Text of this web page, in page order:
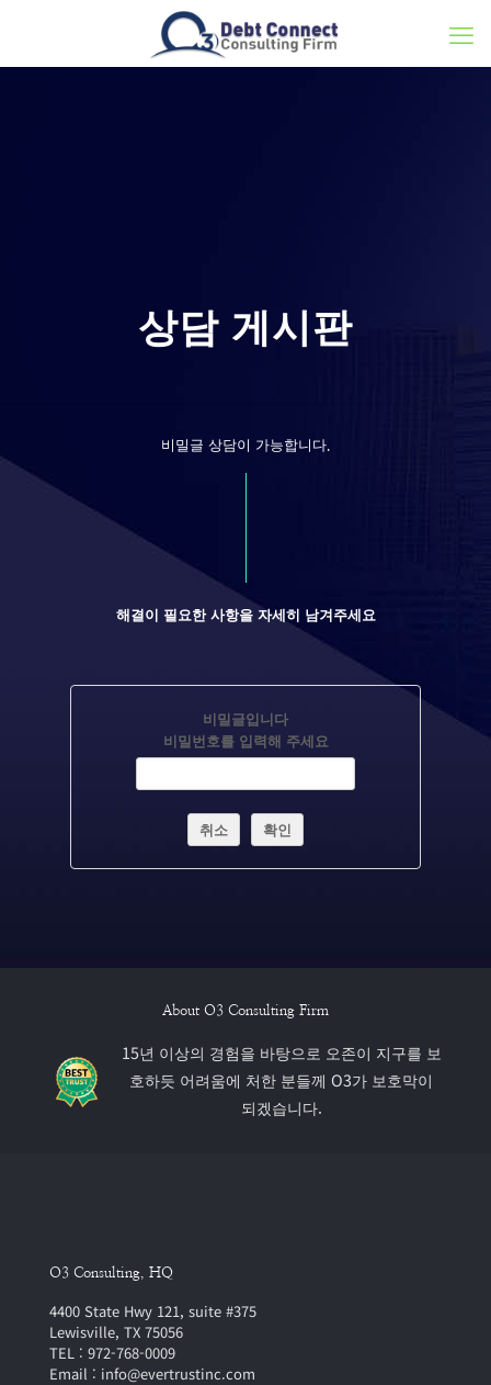
상담 게시판
비밀글 상담이 가능합니다.
해결이 필요한 사항을 자세히 남겨주세요
비밀글입니다
비밀번호를 입력해 주세요
취소 확인
About O3 Consulting Firm
15년 이상의 경험을 바탕으로 오존이 지구를 보
호하듯 어려움에 처한 분들께 O3가 보호막이
되겠습니다.
O3 Consulting, HQ
4400 State Hwy 121, suite #375
Lewisville, TX 75056
TEL : 972-768-0009
Email : info@evertrustinc.com